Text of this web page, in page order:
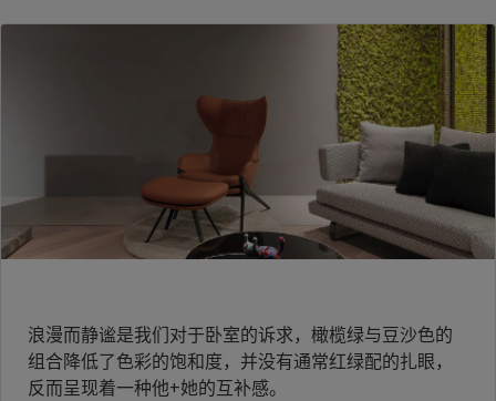
浪漫而静谧是我们对于卧室的诉求，橄榄绿与豆沙色的
组合降低了色彩的饱和度，并没有通常红绿配的扎眼，
反而呈现着一种他+她的互补感。